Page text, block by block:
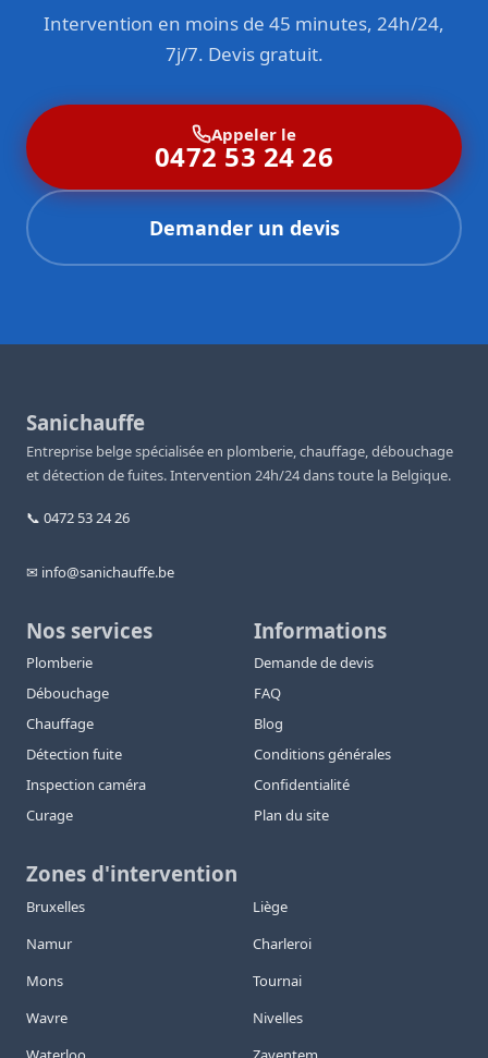
Intervention en moins de 45 minutes, 24h/24,
7j/7. Devis gratuit.
Appeler le
0472 53 24 26
Demander un devis
Sanichauffe
Entreprise belge spécialisée en plomberie, chauffage, débouchage
et détection de fuites. Intervention 24h/24 dans toute la Belgique.
📞 0472 53 24 26
✉ info@sanichauffe.be
Nos services
Plomberie
Débouchage
Chauffage
Détection fuite
Inspection caméra
Curage
Informations
Demande de devis
FAQ
Blog
Conditions générales
Confidentialité
Plan du site
Zones d'intervention
Bruxelles
Liège
Namur
Charleroi
Mons
Tournai
Wavre
Nivelles